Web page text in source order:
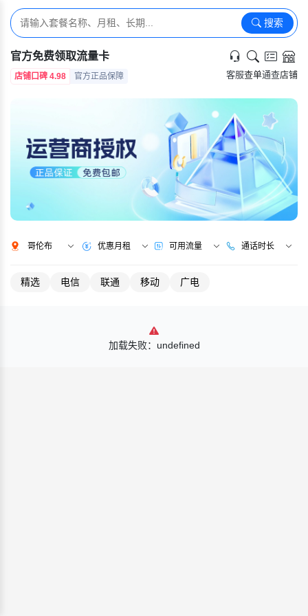
搜索
官方免费领取流量卡
店铺口碑 4.98 官方正品保障 客服查单通查店铺
哥伦布 优惠月租 可用流量 通话时长
精选 电信 联通 移动 广电
加载失败：undefined